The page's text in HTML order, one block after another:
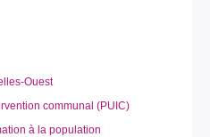
Ouest
communal (PUIC)
à la population